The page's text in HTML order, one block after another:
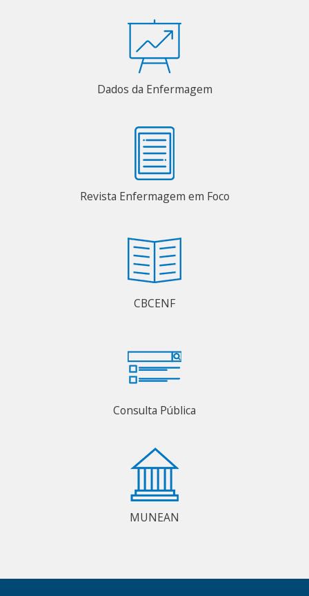
Dados da Enfermagem
Revista Enfermagem em Foco
CBCENF
Consulta Pública
MUNEAN